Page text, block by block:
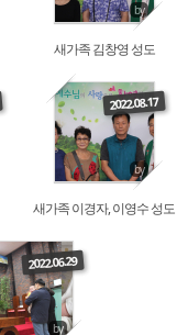
by
새가족 김창영 성도
2022.08.17
by
Read More
새가족 이경자, 이영수 성도
2022.06.29
by
More